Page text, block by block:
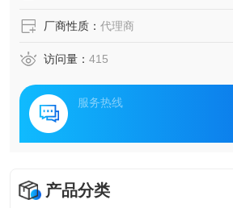
厂商性质： 代理商
访问量： 415
服务热线
产品分类